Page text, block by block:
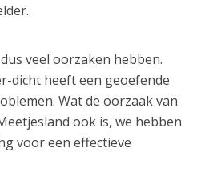
veel oorzaken hebben.
dicht heeft een geoefende
Wat de oorzaak van
ook is, we hebben
voor een effectieve